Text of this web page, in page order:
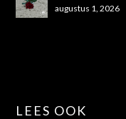
augustus 1, 2026
LEES OOK